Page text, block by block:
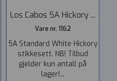
Los Cabos 5A Hickory ...
Vare nr. 1162
5A Standard White Hickory
stikkesett. NB! Tilbud
gjelder kun antall på
lager!...